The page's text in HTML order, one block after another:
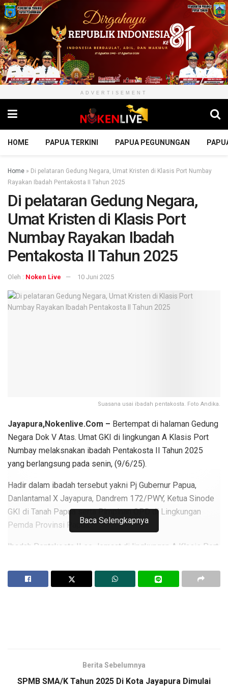
ADVERTISEMENT
HOME PAPUA TERKINI PAPUA PEGUNUNGAN
Home » Di pelataran Gedung Negara, Umat Kristen di Klasis Port Numbay
Rayakan Ibadah Pentakosta II Tahun 2025
Di pelataran Gedung Negara,
Umat Kristen di Klasis Port
Numbay Rayakan Ibadah
Pentakosta II Tahun 2025
Oleh : Noken Live 10 Juni 2025
Suasana usai ibadah pentakosta. Foto Andika.
Jayapura,Nokenlive.Com – Bertempat di halaman Gedung
Negara Dok V Atas. Umat GKI di lingkungan A Klasis Port
Numbay melaksnakan ibadah Pentakosta II Tahun 2025
yang berlangsung pada senin, (9/6/25).
Hadir dalam ibadah tersebut yakni Pj Gubernur Papua,
Danlantamal X Jayapura, Dandrem 172/PWY, Ketua Sinode
GKI di Tanah Papua serta Pimpinan OPD di Lingkungan
Pemda Provinsi Papua.
Ibadah Pentakosta II se Jemaat di lingkungan A Klasis Port
dengan liturgis Pdt Fransina Mandowen, S.Th.
mengatakan barangsiapa mendengarkan Kami ia berasal
Baca Selengkapnya
Berita Sebelumnya
SPMB SMA/K Tahun 2025 Di Kota Jayapura Dimulai